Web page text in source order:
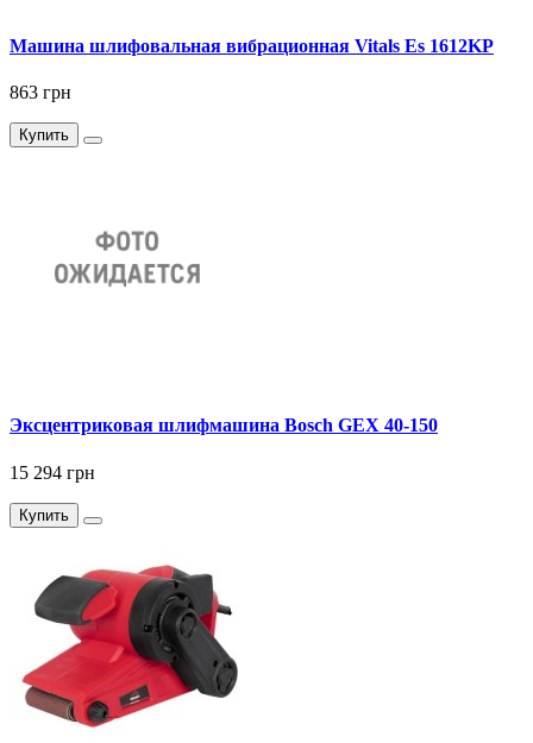
Машина шлифовальная вибрационная Vitals Es 1612KP
863 грн
Купить
Эксцентриковая шлифмашина Bosch GEX 40-150
15 294 грн
Купить